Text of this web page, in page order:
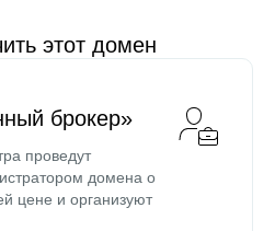
этот домен
брокер»
проведут
домена о
цене и организуют